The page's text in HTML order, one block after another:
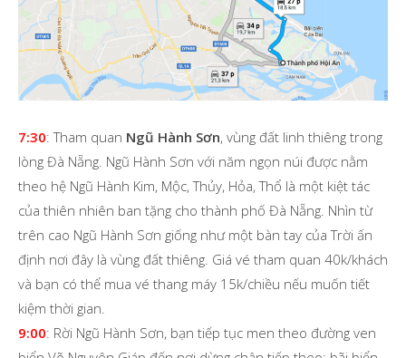
7:30: Tham quan Ngũ Hành Sơn, vùng đất linh thiêng trong
lòng Đà Nẵng. Ngũ Hành Sơn với năm ngọn núi được nằm
theo hệ Ngũ Hành Kim, Mộc, Thủy, Hỏa, Thổ là một kiệt tác
của thiên nhiên ban tặng cho thành phố Đà Nẵng. Nhìn từ
trên cao Ngũ Hành Sơn giống như một bàn tay của Trời ấn
định nơi đây là vùng đất thiêng. Giá vé tham quan 40k/khách
và bạn có thể mua vé thang máy 15k/chiều nếu muốn tiết
kiệm thời gian.
9:00: Rời Ngũ Hành Sơn, bạn tiếp tục men theo đường ven